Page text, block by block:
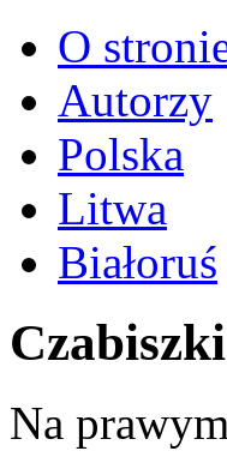
O
Autorzy
Polska
Litwa
Białoruś
Czabiszki
Na